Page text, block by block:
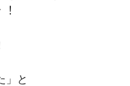
」と